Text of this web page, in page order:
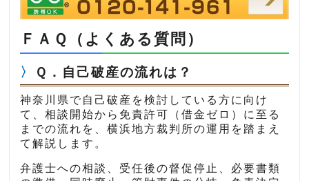
ＦＡＱ（よくある質問）
Ｑ．自己破産の流れは？
神奈川県で自己破産を検討している方に向け
て、相談開始から免責許可（借金ゼロ）に至る
までの流れを、横浜地方裁判所の運用を踏まえ
て解説します。
弁護士への相談、受任後の督促停止、必要書類